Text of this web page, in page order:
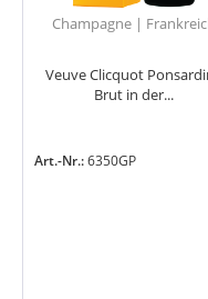
Champagne |
Veuve Clicquot
Brut in der...
Art.-Nr.:6350GP